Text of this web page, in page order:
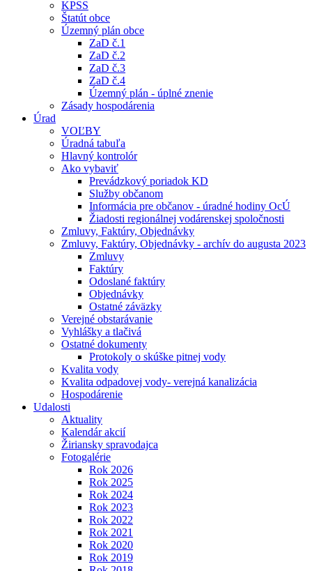
KPSS
Štatút obce
Územný plán obce
ZaD č.1
ZaD č.2
ZaD č.3
ZaD č.4
Územný plán - úplné znenie
Zásady hospodárenia
Úrad
VOĽBY
Úradná tabuľa
Hlavný kontrolór
Ako vybaviť
Prevádzkový poriadok KD
Služby občanom
Informácia pre občanov - úradné hodiny OcÚ
Žiadosti regionálnej vodárenskej spoločnosti
Zmluvy, Faktúry, Objednávky
Zmluvy, Faktúry, Objednávky - archív do augusta 2023
Zmluvy
Faktúry
Odoslané faktúry
Objednávky
Ostatné záväzky
Verejné obstarávanie
Vyhlášky a tlačivá
Ostatné dokumenty
Protokoly o skúške pitnej vody
Kvalita vody
Kvalita odpadovej vody- verejná kanalizácia
Hospodárenie
Udalosti
Aktuality
Kalendár akcií
Žiriansky spravodajca
Fotogalérie
Rok 2026
Rok 2025
Rok 2024
Rok 2023
Rok 2022
Rok 2021
Rok 2020
Rok 2019